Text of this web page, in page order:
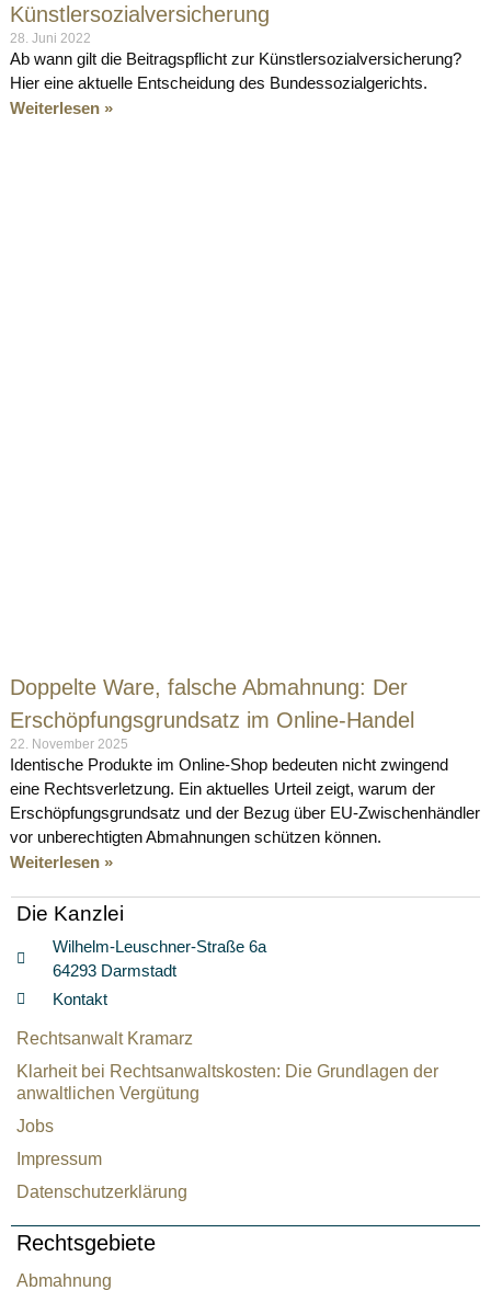
Künstlersozialversicherung
28. Juni 2022
Ab wann gilt die Beitragspflicht zur Künstlersozialversicherung?
Hier eine aktuelle Entscheidung des Bundessozialgerichts.
Weiterlesen »
Doppelte Ware, falsche Abmahnung: Der
Erschöpfungsgrundsatz im Online-Handel
22. November 2025
Identische Produkte im Online-Shop bedeuten nicht zwingend
eine Rechtsverletzung. Ein aktuelles Urteil zeigt, warum der
Erschöpfungsgrundsatz und der Bezug über EU-Zwischenhändler
vor unberechtigten Abmahnungen schützen können.
Weiterlesen »
Die Kanzlei
Wilhelm-Leuschner-Straße 6a
64293 Darmstadt
Kontakt
Rechtsanwalt Kramarz
Klarheit bei Rechtsanwaltskosten: Die Grundlagen der
anwaltlichen Vergütung
Jobs
Impressum
Datenschutzerklärung
Rechtsgebiete
Abmahnung